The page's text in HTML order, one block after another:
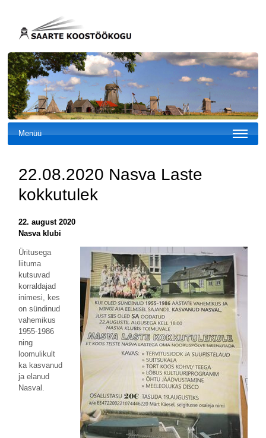
Menüü
22.08.2020 Nasva Laste
kokkutulek
22. august 2020
Nasva klubi
Üritusega
liituma
kutsuvad
korraldajad
inimesi, kes
on sündinud
vahemikus
1955-1986
ning
loomulikult
ka kasvanud
ja elanud
Nasval.